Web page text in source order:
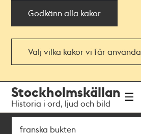
Godkänn alla kakor
Välj vilka kakor vi får använda
navigationen
huvudinnehållet
Stockholmskällan
Historia i ord, ljud och bild
Sök